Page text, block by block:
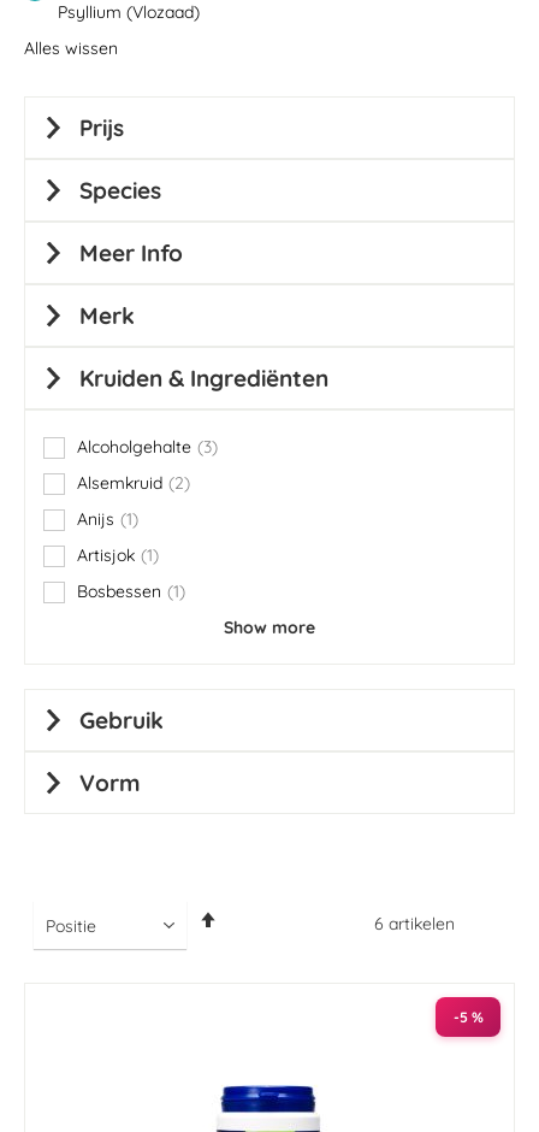
6 artikelen
-5 %
Psyllium (Vlozaad)
Alles wissen
Prijs
Species
Meer Info
Merk
Kruiden & Ingrediënten
Alcoholgehalte 3
items
Alsemkruid
2
items
Anijs
1
item
Artisjok 1
item
Bosbessen
1
item
Show more
Gebruik
Vorm